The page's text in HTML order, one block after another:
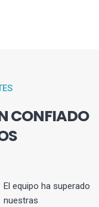
CONFIADO
El equipo ha superado
nuestras